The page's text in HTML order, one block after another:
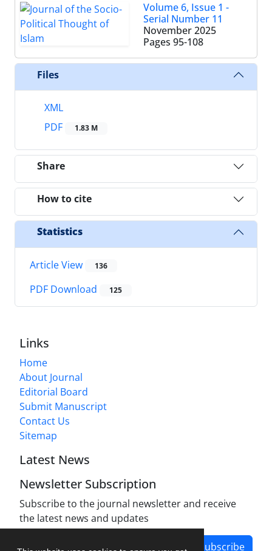
Volume 6, Issue 1 -
Serial Number 11
November 2025
Pages 95-108
Files
XML
PDF
1.83 M
Share
How to cite
Statistics
Article View 136
PDF Download 125
Links
Home
About Journal
Editorial Board
Submit Manuscript
Contact Us
Sitemap
Latest News
Newsletter Subscription
Subscribe to the journal newsletter and receive
the latest news and updates
Subscribe